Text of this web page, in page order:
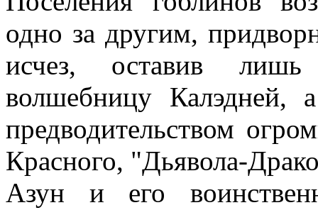
одно за другим,
исчез, оставив
волшебницу Калэдней,
предводительством
Красного, "Дьявола-
Азун и его